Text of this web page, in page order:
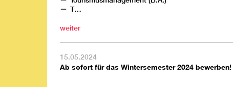
T…
weiter
15.05.2024
Ab sofort für das Wintersemester 2024 bewerben!